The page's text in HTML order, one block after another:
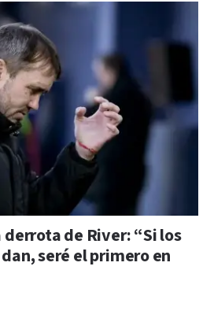
de River: “Si los
seré el primero en